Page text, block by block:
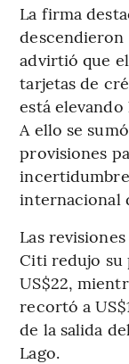
La firma
advirtió que
tarjetas de
está
A ello se
provisiones
internacional
Las
Citi redujo su
US$22,
recortó a
de la salida
Lago.